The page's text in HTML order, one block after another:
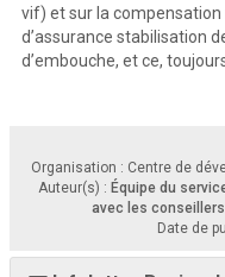
vif) et sur la
d’assurance stabilisation
d’embouche, et ce,
Organisation : Centre de
Auteur(s) : Équipe du
avec les
Date de